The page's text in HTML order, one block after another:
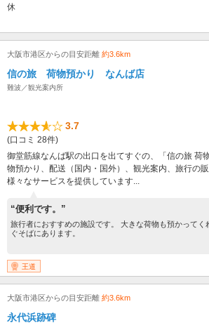
休
大阪市港区からの目安距離 約3.6km
信の旅 荷物預かり なんば店
難波／観光案内所
3.7
(口コミ 28件)
御堂筋線なんば駅の出口を出てすぐの、「信の旅 荷
物預かり、配送（国内・国外）、観光案内、旅行の
様々なサービスを提供しています...
“便利です。”
旅行者におすすめの施設です。 大きな荷物も預かってく
ぐそばにあります。
王道
大阪市港区からの目安距離 約3.6km
永代浜跡碑